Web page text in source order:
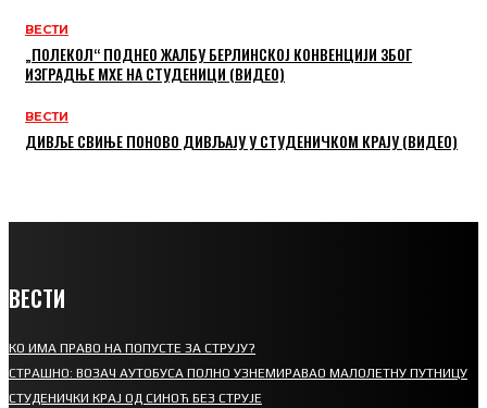
ВЕСТИ
„ПОЛЕКОЛ“ ПОДНЕО ЖАЛБУ БЕРЛИНСКОЈ КОНВЕНЦИЈИ ЗБОГ
ИЗГРАДЊЕ МХЕ НА СТУДЕНИЦИ (ВИДЕО)
ВЕСТИ
ДИВЉЕ СВИЊЕ ПОНОВО ДИВЉАЈУ У СТУДЕНИЧКОМ КРАЈУ (ВИДЕО)
ВЕСТИ
КО ИМА ПРАВО НА ПОПУСТЕ ЗА СТРУЈУ?
СТРАШНО: ВОЗАЧ АУТОБУСА ПОЛНО УЗНЕМИРАВАО МАЛОЛЕТНУ ПУТНИЦУ
СТУДЕНИЧКИ КРАЈ ОД СИНОЋ БЕЗ СТРУЈЕ